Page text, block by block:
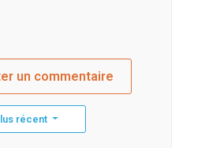
un commentaire
récent